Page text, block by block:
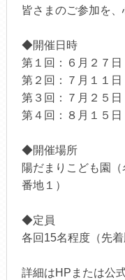
皆さまのご参加を、
◆開催日時
第１回：６月２７
第２回：７月１１
第３回：７月２５
第４回：８月１５日
◆開催場所
陽だまりこども園
番地１）
◆定員
各回15名程度（先着
詳細はHPまたは公